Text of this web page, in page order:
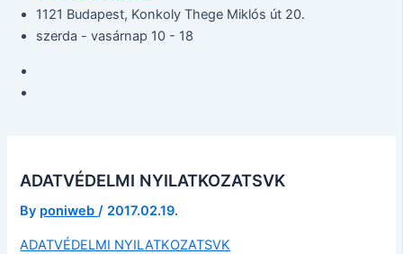
1121 Budapest, Konkoly Thege Miklós út 20.
szerda - vasárnap 10 - 18
ADATVÉDELMI NYILATKOZATSVK
By poniweb/ 2017.02.19.
ADATVÉDELMI NYILATKOZATSVK